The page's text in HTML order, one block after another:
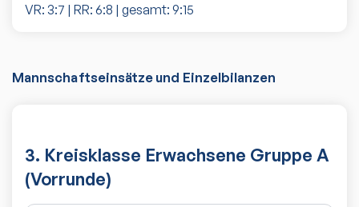
VR: 3:7 | RR: 6:8 | gesamt: 9:15
Mannschaftseinsätze und Einzelbilanzen
3. Kreisklasse Erwachsene Gruppe A
(Vorrunde)